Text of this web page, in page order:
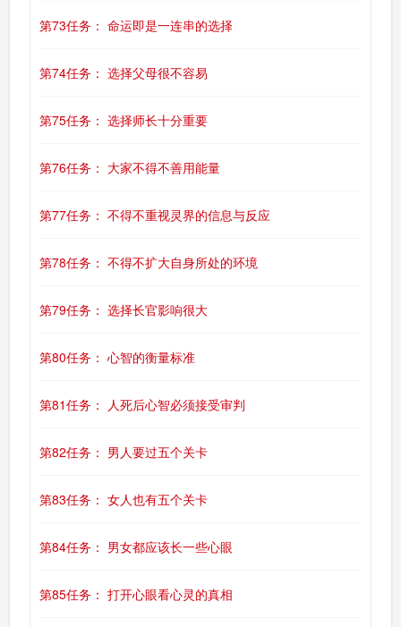
第73任务： 命运即是一连串的选择
第74任务： 选择父母很不容易
第75任务： 选择师长十分重要
第76任务： 大家不得不善用能量
第77任务： 不得不重视灵界的信息与反应
第78任务： 不得不扩大自身所处的环境
第79任务： 选择长官影响很大
第80任务： 心智的衡量标准
第81任务： 人死后心智必须接受审判
第82任务： 男人要过五个关卡
第83任务： 女人也有五个关卡
第84任务： 男女都应该长一些心眼
第85任务： 打开心眼看心灵的真相